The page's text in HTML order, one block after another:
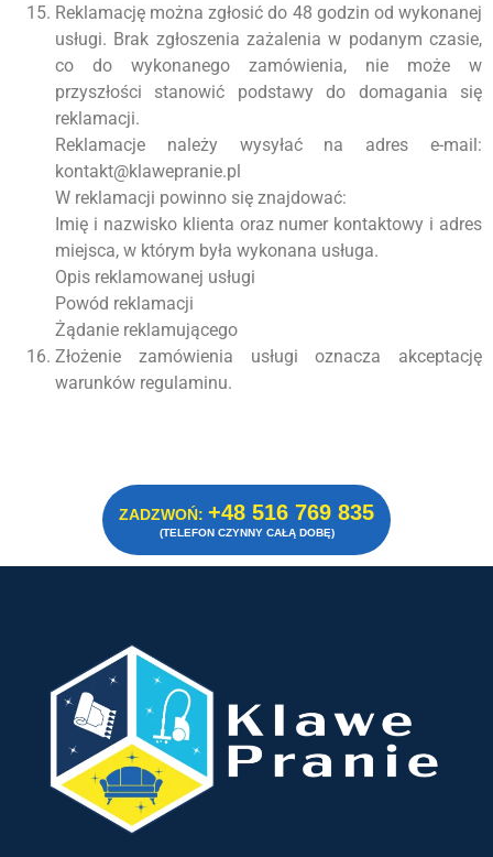
Reklamację można zgłosić do 48 godzin od wykonanej
usługi. Brak zgłoszenia zażalenia w podanym czasie,
co do wykonanego zamówienia, nie może w
przyszłości stanowić podstawy do domagania się
reklamacji.
Reklamacje należy wysyłać na adres e-mail:
kontakt@klawepranie.pl
W reklamacji powinno się znajdować:
Imię i nazwisko klienta oraz numer kontaktowy i adres
miejsca, w którym była wykonana usługa.
Opis reklamowanej usługi
Powód reklamacji
Żądanie reklamującego
Złożenie zamówienia usługi oznacza akceptację
warunków regulaminu.
ZADZWOŃ: +48 516 769 835
(TELEFON CZYNNY CAŁĄ DOBĘ)